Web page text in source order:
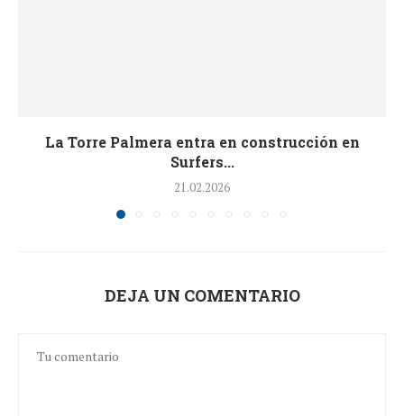
La Torre Palmera entra en construcción en
Surfers...
21.02.2026
DEJA UN COMENTARIO